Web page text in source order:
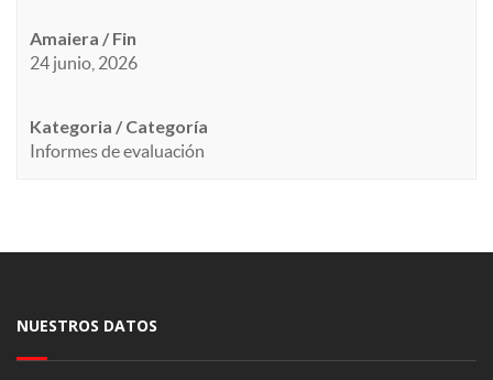
Amaiera / Fin
24 junio, 2026
Kategoria / Categoría
Informes de evaluación
NUESTROS DATOS